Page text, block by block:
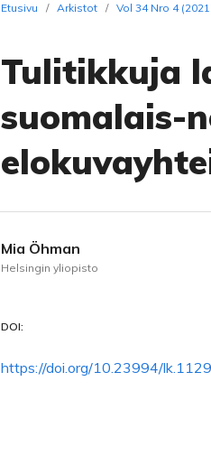
Etusivu / Arkistot / Vol 34 Nro 4
Tulitikkuja
suomalais-
Mia Öhman
Helsingin yliopisto
DOI:
https://doi.org/10.23994/